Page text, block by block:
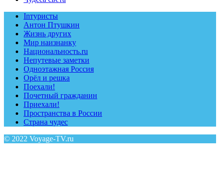
Inтуристы
Антон Птушкин
Жизнь других
Мир наизнанку
Национальность.ru
Непутевые заметки
Одноэтажная Россия
Орёл и решка
Поехали!
Почетный гражданин
Приехали!
Пространства в России
Страна чудес
© 2022 Voyage-TV.ru